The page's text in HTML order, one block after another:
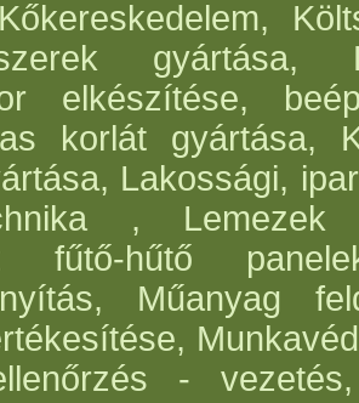
gyártása,
elkészítése,
korlát gyártása,
Lakossági,
, Lemezek
fűtő-hűtő
Műanyag
-